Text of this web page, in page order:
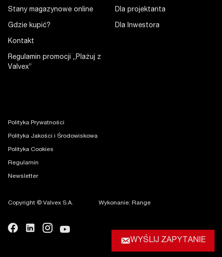
Stany magazynowe online
Gdzie kupić?
Kontakt
Regulamin promocji „Plażuj z
Valvex”
Dla projektanta
Dla Inwestora
Polityka Prywatności
Polityka Jakości i Środowiskowa
Polityka Cookies
Regulamin
Newsletter
Copyright © Valvex S.A. Wykonanie: Range
WYŚLIJ ZAPYTANIE